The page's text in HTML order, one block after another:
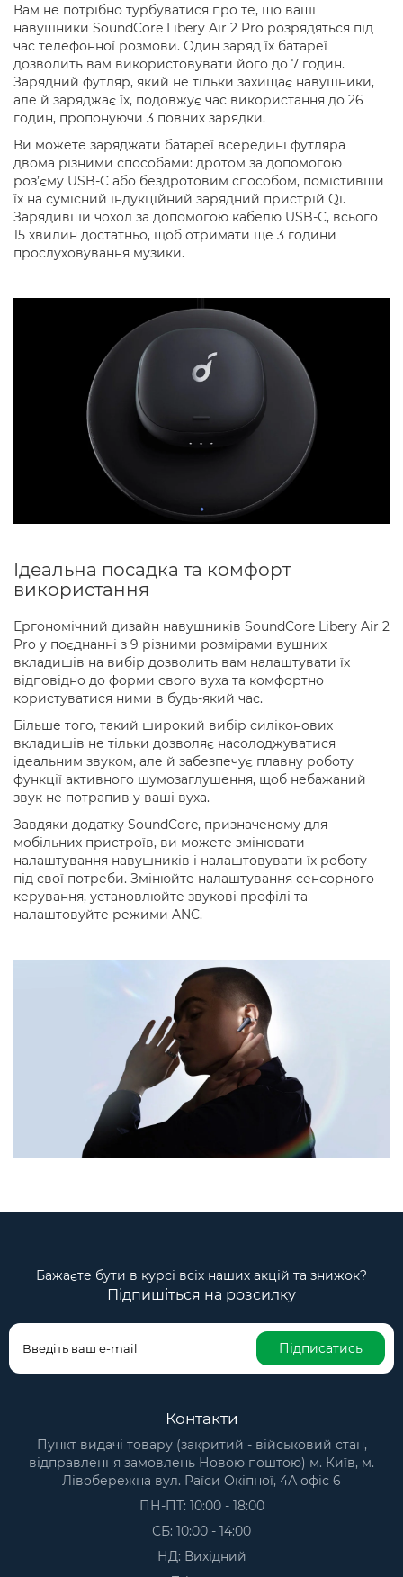
Вам не потрібно турбуватися про те, що ваші
навушники SoundCore Libery Air 2 Pro розрядяться під
час телефонної розмови. Один заряд їх батареї
дозволить вам використовувати його до 7 годин.
Зарядний футляр, який не тільки захищає навушники,
але й заряджає їх, подовжує час використання до 26
годин, пропонуючи 3 повних зарядки.
Ви можете заряджати батареї всередині футляра
двома різними способами: дротом за допомогою
роз’єму USB-C або бездротовим способом, помістивши
їх на сумісний індукційний зарядний пристрій Qi.
Зарядивши чохол за допомогою кабелю USB-C, всього
15 хвилин достатньо, щоб отримати ще 3 години
прослуховування музики.
Ідеальна посадка та комфорт
використання
Ергономічний дизайн навушників SoundCore Libery Air 2
Pro у поєднанні з 9 різними розмірами вушних
вкладишів на вибір дозволить вам налаштувати їх
відповідно до форми свого вуха та комфортно
користуватися ними в будь-який час.
Більше того, такий широкий вибір силіконових
вкладишів не тільки дозволяє насолоджуватися
ідеальним звуком, але й забезпечує плавну роботу
функції активного шумозаглушення, щоб небажаний
звук не потрапив у ваші вуха.
Завдяки додатку SoundCore, призначеному для
мобільних пристроїв, ви можете змінювати
налаштування навушників і налаштовувати їх роботу
під свої потреби. Змінюйте налаштування сенсорного
керування, установлюйте звукові профілі та
налаштовуйте режими ANC.
Бажаєте бути в курсі всіх наших акцій та знижок?
Підпишіться на розсилку
Підписатись
Контакти
Пункт видачі товару (закритий - військовий стан,
відправлення замовлень Новою поштою) м. Київ, м.
Лівобережна вул. Раїси Окіпної, 4А офіс 6
ПН-ПТ: 10:00 - 18:00
СБ: 10:00 - 14:00
НД: Вихідний